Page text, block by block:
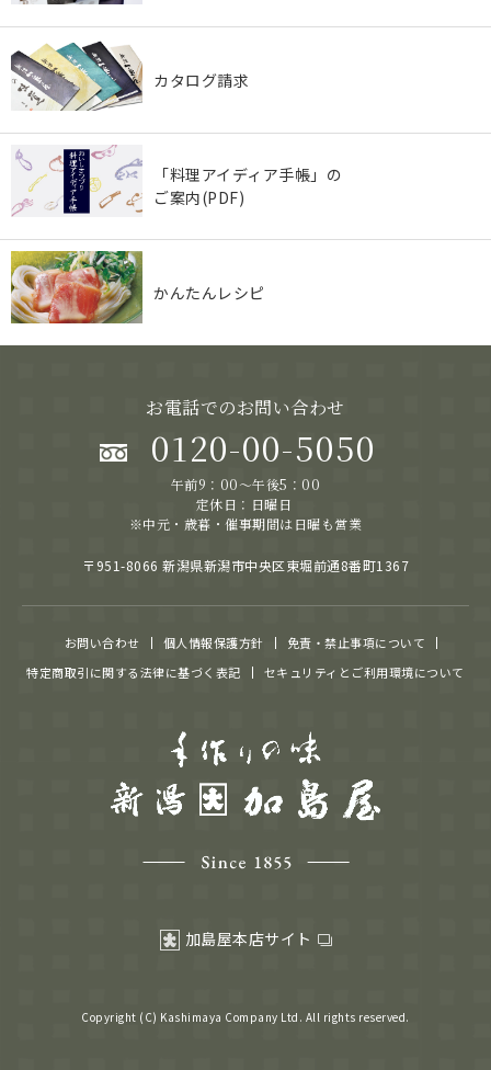
カタログ請求
「料理アイディア手帳」の
ご案内(PDF)
かんたんレシピ
お電話でのお問い合わせ
0120-00-5050
午前9：00～午後5：00
定休日：日曜日
※中元・歳暮・催事期間は日曜も営業
〒951-8066 新潟県新潟市中央区東堀前通8番町1367
お問い合わせ 個人情報保護方針
免責・禁止事項について
特定商取引に関する法律に基づく表記
セキュリティとご利用環境について
加島屋本店サイト
Copyright (C) Kashimaya Company Ltd. All rights reserved.